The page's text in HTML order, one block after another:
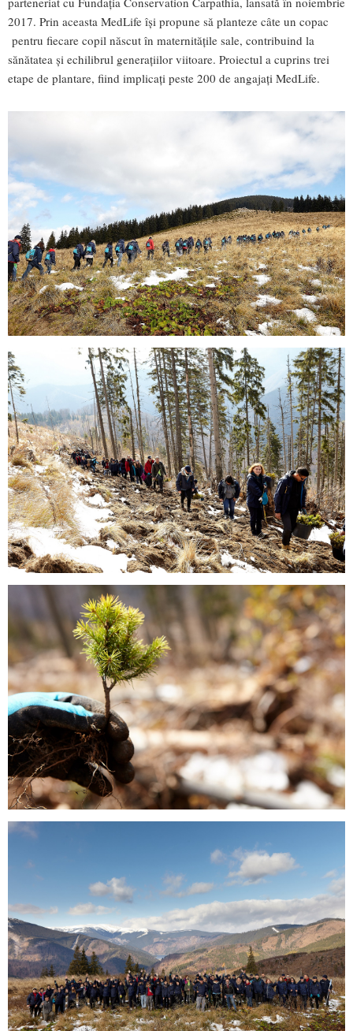
2017. Prin aceasta MedLife își propune să planteze câte un copac
pentru fiecare copil născut în maternitățile sale, contribuind la
sănătatea și echilibrul generațiilor viitoare. Proiectul a cuprins trei
etape de plantare, fiind implicați peste 200 de angajați MedLife.